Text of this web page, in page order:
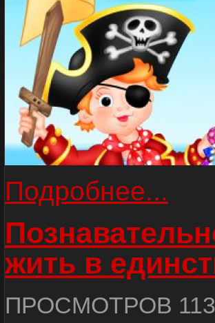
Подробнее...
жить в
ПРОСМОТРОВ 113